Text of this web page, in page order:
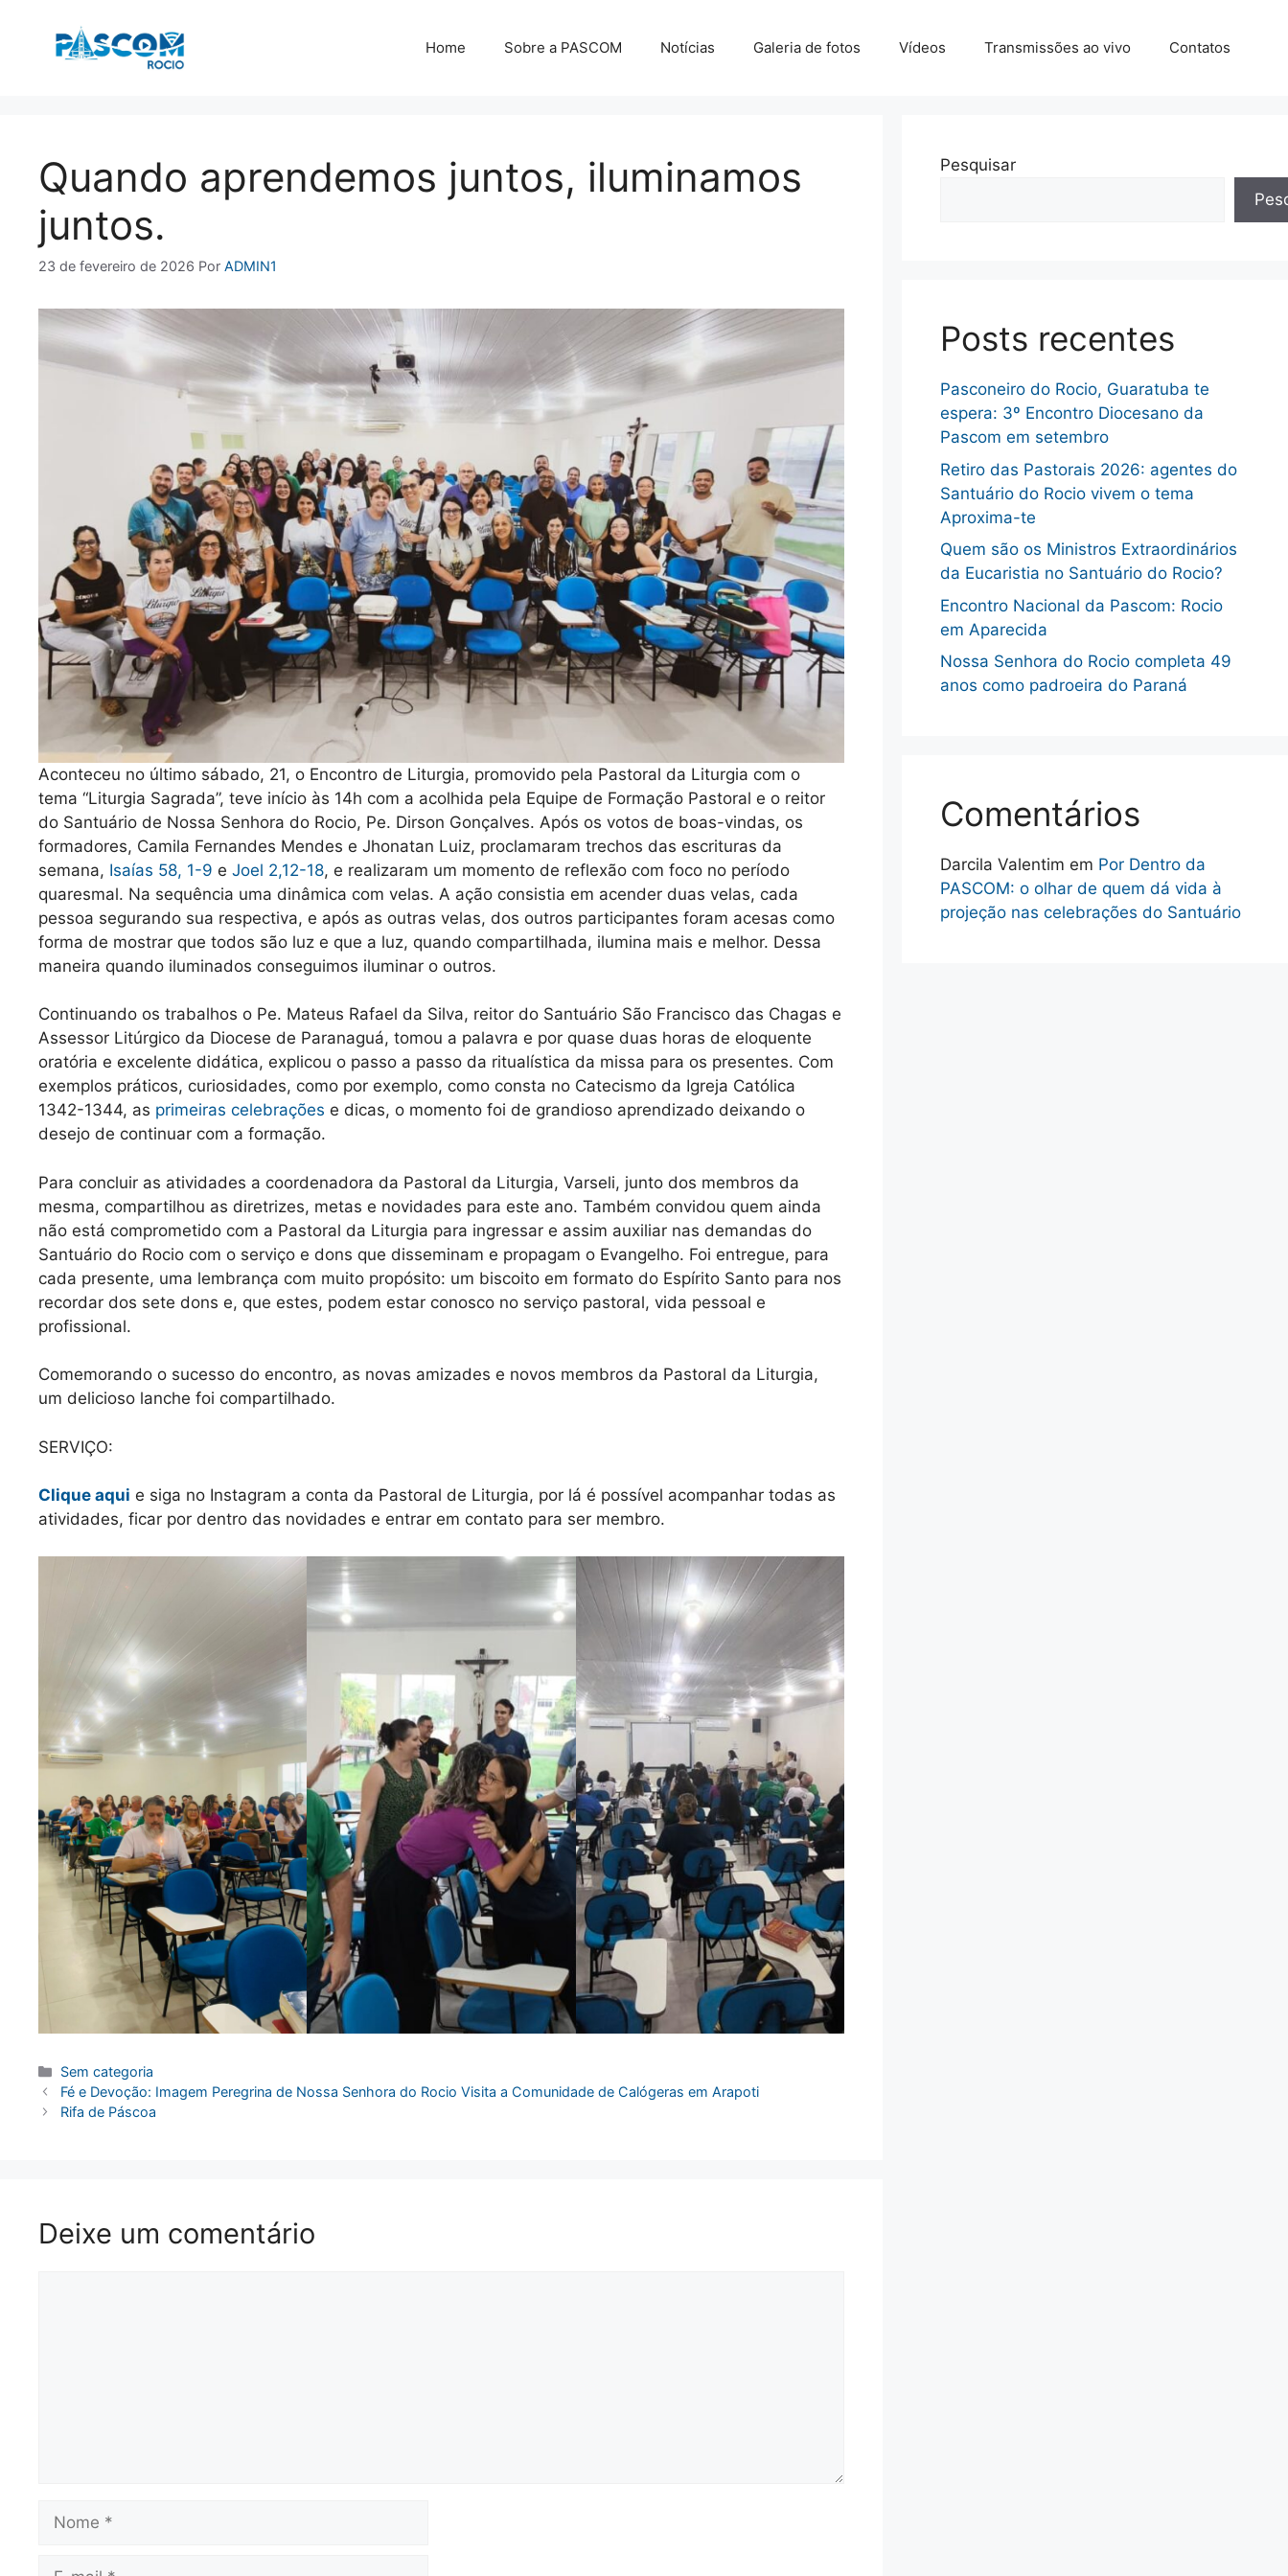
Home Sobre a PASCOM Notícias Galeria de fotos Vídeos Transmissões ao vivo Contatos
Quando aprendemos juntos, iluminamos
juntos.
23 de fevereiro de 2026 Por ADMIN1
Aconteceu no último sábado, 21, o Encontro de Liturgia, promovido pela Pastoral da Liturgia com o
tema “Liturgia Sagrada”, teve início às 14h com a acolhida pela Equipe de Formação Pastoral e o reitor
do Santuário de Nossa Senhora do Rocio, Pe. Dirson Gonçalves. Após os votos de boas-vindas, os
formadores, Camila Fernandes Mendes e Jhonatan Luiz, proclamaram trechos das escrituras da
semana, Isaías 58, 1-9 e Joel 2,12-18, e realizaram um momento de reflexão com foco no período
quaresmal. Na sequência uma dinâmica com velas. A ação consistia em acender duas velas, cada
pessoa segurando sua respectiva, e após as outras velas, dos outros participantes foram acesas como
forma de mostrar que todos são luz e que a luz, quando compartilhada, ilumina mais e melhor. Dessa
maneira quando iluminados conseguimos iluminar o outros.
Continuando os trabalhos o Pe. Mateus Rafael da Silva, reitor do Santuário São Francisco das Chagas e
Assessor Litúrgico da Diocese de Paranaguá, tomou a palavra e por quase duas horas de eloquente
oratória e excelente didática, explicou o passo a passo da ritualística da missa para os presentes. Com
exemplos práticos, curiosidades, como por exemplo, como consta no Catecismo da Igreja Católica
1342-1344, as primeiras celebrações e dicas, o momento foi de grandioso aprendizado deixando o
desejo de continuar com a formação.
Para concluir as atividades a coordenadora da Pastoral da Liturgia, Varseli, junto dos membros da
mesma, compartilhou as diretrizes, metas e novidades para este ano. Também convidou quem ainda
não está comprometido com a Pastoral da Liturgia para ingressar e assim auxiliar nas demandas do
Santuário do Rocio com o serviço e dons que disseminam e propagam o Evangelho. Foi entregue, para
cada presente, uma lembrança com muito propósito: um biscoito em formato do Espírito Santo para nos
recordar dos sete dons e, que estes, podem estar conosco no serviço pastoral, vida pessoal e
profissional.
Comemorando o sucesso do encontro, as novas amizades e novos membros da Pastoral da Liturgia,
um delicioso lanche foi compartilhado.
SERVIÇO:
Clique aqui e siga no Instagram a conta da Pastoral de Liturgia, por lá é possível acompanhar todas as
atividades, ficar por dentro das novidades e entrar em contato para ser membro.
Categorias
Sem categoria
Fé e Devoção: Imagem Peregrina de Nossa Senhora do Rocio Visita a Comunidade de Calógeras em Arapoti
Rifa de Páscoa
Deixe um comentário
Nome
Pesquisar
Posts recentes
Pasconeiro do Rocio, Guaratuba te
espera: 3º Encontro Diocesano da
Pascom em setembro
Retiro das Pastorais 2026: agentes do
Santuário do Rocio vivem o tema
Aproxima-te
Quem são os Ministros Extraordinários
da Eucaristia no Santuário do Rocio?
Encontro Nacional da Pascom: Rocio
em Aparecida
Nossa Senhora do Rocio completa 49
anos como padroeira do Paraná
Comentários
Darcila Valentim em Por Dentro da
PASCOM: o olhar de quem dá vida à
projeção nas celebrações do Santuário